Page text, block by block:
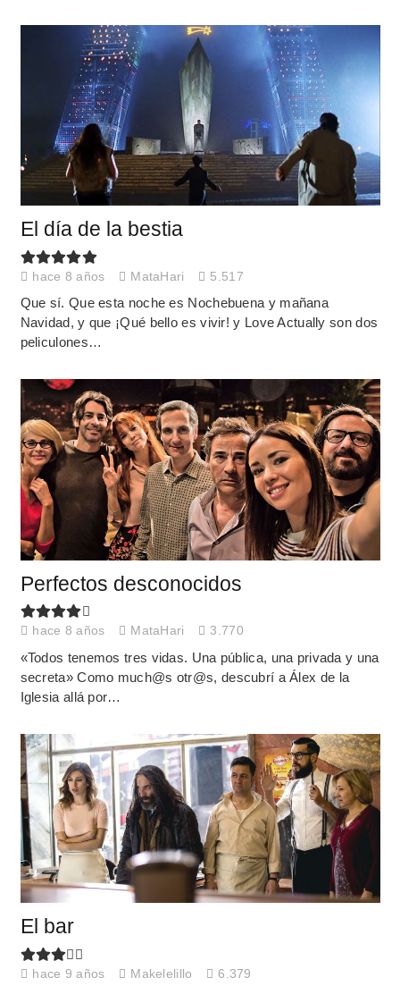
El día de la bestia
hace 8 años MataHari 5.517
Que sí. Que esta noche es Nochebuena y mañana
Navidad, y que ¡Qué bello es vivir! y Love Actually son dos
peliculones…
Perfectos desconocidos
hace 8 años MataHari 3.770
«Todos tenemos tres vidas. Una pública, una privada y una
secreta» Como much@s otr@s, descubrí a Álex de la
Iglesia allá por…
El bar
hace 9 años Makelelillo 6.379